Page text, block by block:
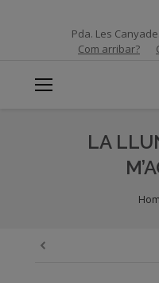
Pda. Les
Com arribar?
LA